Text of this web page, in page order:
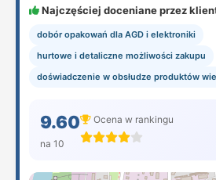
Najczęściej doceniane przez
dobór opakowań dla AGD i elektroniki
hurtowe i detaliczne możliwości zakupu
doświadczenie w obsłudze produktów
9.60
na 10
Ocena w rankingu